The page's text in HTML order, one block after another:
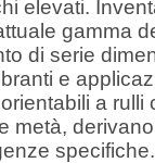
elevati.
gamma
di serie
e
a rulli
metà,
specifiche.